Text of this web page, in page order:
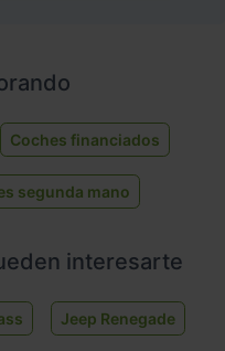
Coches financiados
segunda mano
interesarte
Jeep Renegade